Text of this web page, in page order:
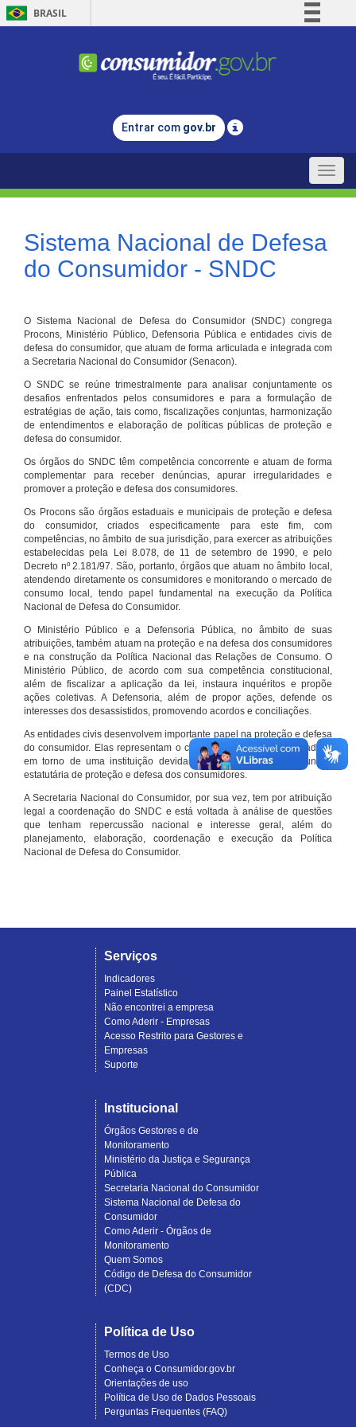
BRASIL
Comunica BR
Legislação
Entrar com gov.br
Toggle
Sistema Nacional de Defesa
do Consumidor - SNDC
O Sistema Nacional de Defesa do Consumidor (SNDC) congrega
Procons, Ministério Público, Defensoria Pública e entidades civis de
defesa do consumidor, que atuam de forma articulada e integrada com
a Secretaria Nacional do Consumidor (Senacon).
O SNDC se reúne trimestralmente para analisar conjuntamente os
desafios enfrentados pelos consumidores e para a formulação de
estratégias de ação, tais como, fiscalizações conjuntas, harmonização
de entendimentos e elaboração de políticas públicas de proteção e
defesa do consumidor.
Os órgãos do SNDC têm competência concorrente e atuam de forma
complementar para receber denúncias, apurar irregularidades e
promover a proteção e defesa dos consumidores.
Os Procons são órgãos estaduais e municipais de proteção e defesa
do consumidor, criados especificamente para este fim, com
competências, no âmbito de sua jurisdição, para exercer as atribuições
estabelecidas pela Lei 8.078, de 11 de setembro de 1990, e pelo
Decreto nº 2.181/97. São, portanto, órgãos que atuam no âmbito local,
atendendo diretamente os consumidores e monitorando o mercado de
consumo local, tendo papel fundamental na execução da Política
Nacional de Defesa do Consumidor.
O Ministério Público e a Defensoria Pública, no âmbito de suas
atribuições, também atuam na proteção e na defesa dos consumidores
e na construção da Política Nacional das Relações de Consumo. O
Ministério Público, de acordo com sua competência constitucional,
além de fiscalizar a aplicação da lei, instaura inquéritos e propõe
ações coletivas. A Defensoria, além de propor ações, defende os
interesses dos desassistidos, promovendo acordos e conciliações.
As entidades civis desenvolvem importante papel na proteção e defesa
do consumidor. Elas representam o conjunto organizado de cidadãos
em torno de uma instituição devidamente registrada e com função
estatutária de proteção e defesa dos consumidores.
A Secretaria Nacional do Consumidor, por sua vez, tem por atribuição
legal a coordenação do SNDC e está voltada à análise de questões
que tenham repercussão nacional e interesse geral, além do
planejamento, elaboração, coordenação e execução da Política
Nacional de Defesa do Consumidor.
Serviços
Indicadores
Painel Estatístico
Não encontrei a empresa
Como Aderir - Empresas
Acesso Restrito para Gestores e
Empresas
Suporte
Institucional
Órgãos Gestores e de
Monitoramento
Ministério da Justiça e Segurança
Pública
Secretaria Nacional do Consumidor
Sistema Nacional de Defesa do
Consumidor
Como Aderir - Órgãos de
Monitoramento
Quem Somos
Código de Defesa do Consumidor
(CDC)
Política de Uso
Termos de Uso
Conheça o Consumidor.gov.br
Orientações de uso
Política de Uso de Dados Pessoais
Perguntas Frequentes (FAQ)